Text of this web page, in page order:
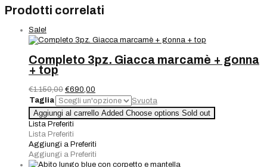
Prodotti correlati
Sale!
Completo 3pz. Giacca marcamè + gonna
+ top
€1.150,00 Il
prezzo
originale
era:
€1.150,00.
€690,00
prezzo
attuale
è:
Taglia
Svuota
Completo
3pz.
Giacca
marcamè
+
gonna
Aggiungi al carrello Added Choose options Sold out
Lista Preferiti
Lista Preferiti
Aggiungi a Preferiti
Aggiungi a Preferiti